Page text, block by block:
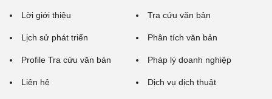
Lời giới thiệu
Lịch sử phát triển
Profile Tra cứu văn bản
Liên hệ
Tra cứu văn bản
Phân tích văn bản
Pháp lý doanh nghiệp
Dịch vụ dịch thuật